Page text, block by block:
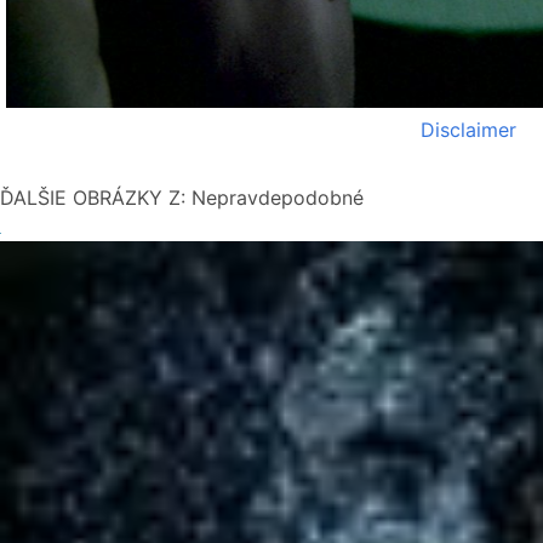
Disclaimer
ĎALŠIE OBRÁZKY Z: Nepravdepodobné